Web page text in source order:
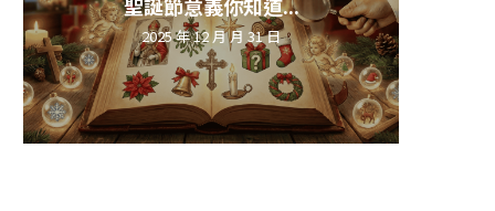
2025 年 12 月 月 31 日